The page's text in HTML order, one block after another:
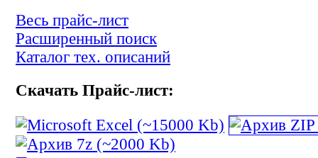
Весь прайс-лист
Расширенный поиск
Каталог тех. описаний
Скачать Прайс-лист: